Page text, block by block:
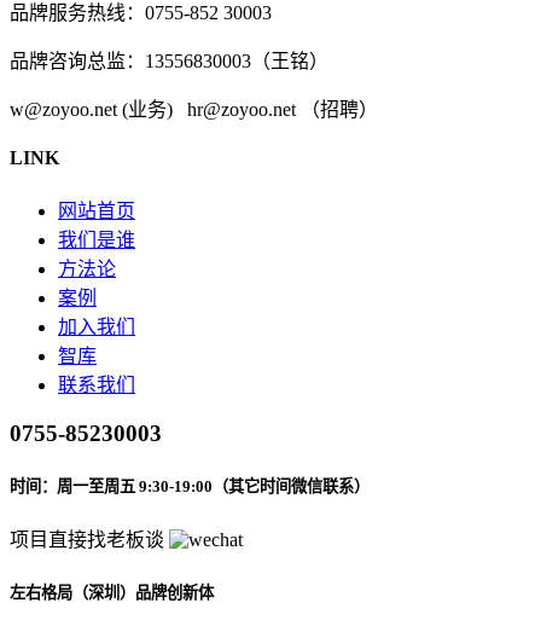
品牌服务热线：0755-852 30003
品牌咨询总监：13556830003（王铭）
w@zoyoo.net (业务) hr@zoyoo.net （招聘）
LINK
网站首页
我们是谁
方法论
案例
加入我们
智库
联系我们
0755-85230003
时间：周一至周五 9:30-19:00（其它时间微信联系）
项目直接找老板谈
左右格局（深圳）品牌创新体